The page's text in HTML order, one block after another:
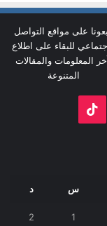
على مواقع التواصل
للبقاء على اطلاع
المعلومات والمقالات
المتنوعة
س د
1
2